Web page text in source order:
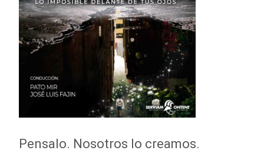
Pensalo. Nosotros lo creamos.